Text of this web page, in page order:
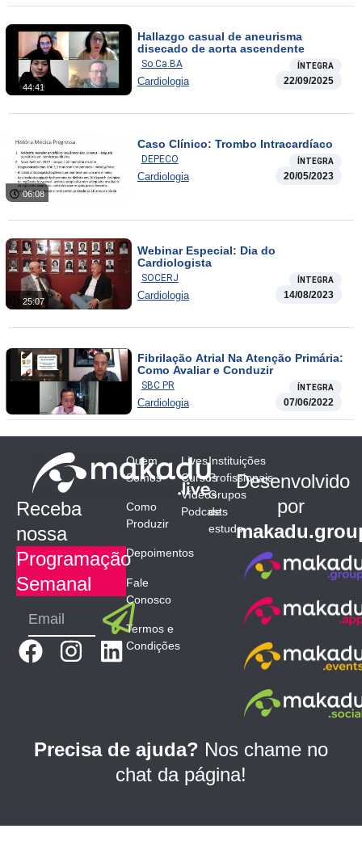
44:41
Hallazgo casual de aneurisma
disecado de aorta ascendente
So.Ca.BA ÍNTEGRA
Cardiologia 22/09/2025
06:08
Caso Clínico: Trombo Intracardíaco
DEPECO ÍNTEGRA
Cardiologia 20/05/2023
25:07
Webinar Especial: Dia do
Cardiologista
SOCERJ ÍNTEGRA
Cardiologia 14/08/2023
Fibrilação Atrial Na Atenção Primária:
Como Avaliar e Conduzir
SBC PR ÍNTEGRA
Cardiologia 07/06/2022
Receba
nossa
Programação
Semanal
Email Submit
F
b
k
I
a
a
L
e
d
n
Quem
Somos
Como
Produzir
Depoimentos
Fale
Conosco
Termos e
Condições
Lives
Cursos
Vídeos
Podcasts
Instituições
Profissionais
Grupos
de
estudo
Desenvolvido
por
Precisa de ajuda? Nos chame no
chat da página!